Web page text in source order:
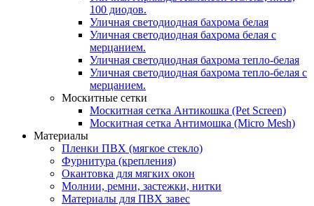
100 диодов.
Уличная светодиодная бахрома белая
Уличная светодиодная бахрома белая с
мерцанием.
Уличная светодиодная бахрома тепло-белая
Уличная светодиодная бахрома тепло-белая с
мерцанием.
Москитные сетки
Москитная сетка Антикошка (Pet Screen)
Москитная сетка Антимошка (Micro Mesh)
Материалы
Пленки ПВХ (мягкое стекло)
Фурнитура (крепления)
Окантовка для мягких окон
Молнии, ремни, застежки, нитки
Материалы для ПВХ завес